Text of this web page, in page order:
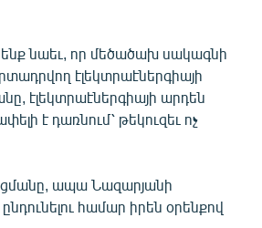
նաեւ, որ մեծածախ սակագնի
էլեկտրաէներգիայի
էլեկտրաէներգիայի արդեն
է դառնում՝ թեկուզեւ ոչ
ապա Նազարյանի
համար իրեն օրենքով